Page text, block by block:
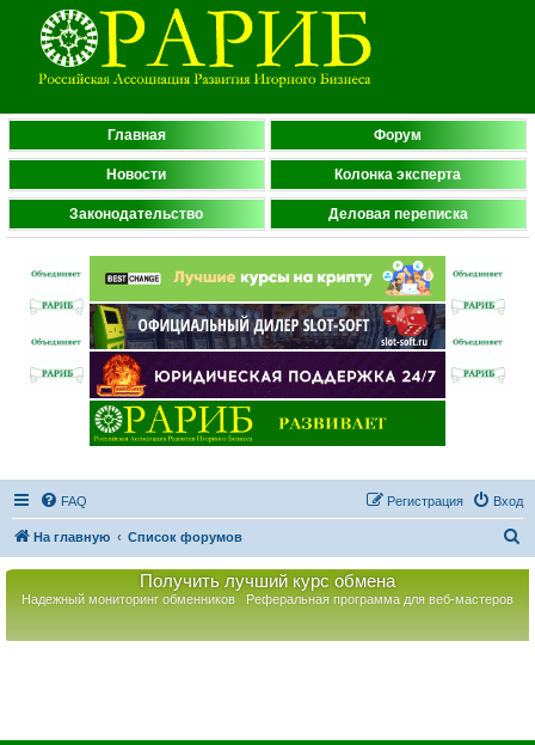
Главная Форум
Новости Колонка эксперта
Законодательство Деловая переписка
FAQ Вход
Регистрация
На главную Список форумов
Получить лучший курс обмена
Надежный мониторинг обменников Реферальная программа для веб-мастеров